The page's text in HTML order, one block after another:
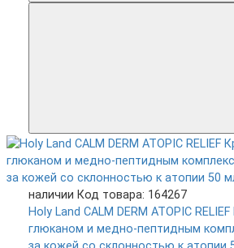
наличии Код товара: 164267
Holy Land CALM DERM ATOPIC
глюканом и медно-пептидным